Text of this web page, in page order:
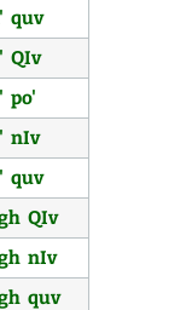
quv
QIv
po'
nIv
quv
QIv
nIv
quv